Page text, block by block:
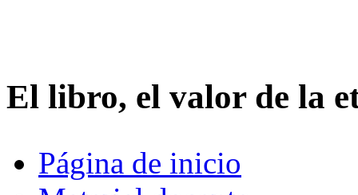
El libro, el valor de la
Página de inicio